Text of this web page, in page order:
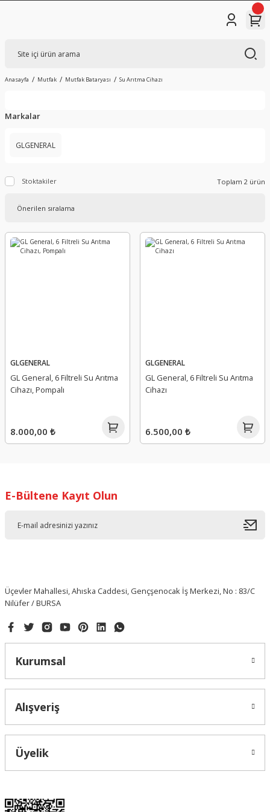
Anasayfa Mutfak Mutfak Bataryası Su Arıtma Cihazı
Markalar
GLGENERAL
Stoktakiler Toplam 2 ürün
GLGENERAL
GL General, 6 Filtreli Su Arıtma
Cihazı, Pompalı
8.000,00 ₺
GLGENERAL
GL General, 6 Filtreli Su Arıtma
Cihazı
6.500,00 ₺
E-Bültene Kayıt Olun
Üçevler Mahallesi, Ahıska Caddesi, Gençşenocak İş Merkezi, No : 83/C
Nilüfer / BURSA
Kurumsal
Alışveriş
Üyelik